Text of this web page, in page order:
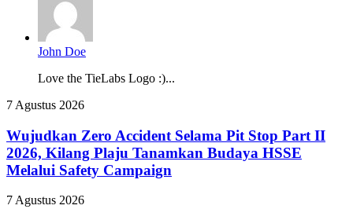
John Doe
Love the TieLabs Logo :)...
Wujudkan
Accident
Selama
Pit
Stop
II
7 Agustus 2026
Wujudkan Zero Accident Selama Pit Stop Part II
2026, Kilang Plaju Tanamkan Budaya HSSE
Melalui Safety Campaign
RS
7 Agustus 2026